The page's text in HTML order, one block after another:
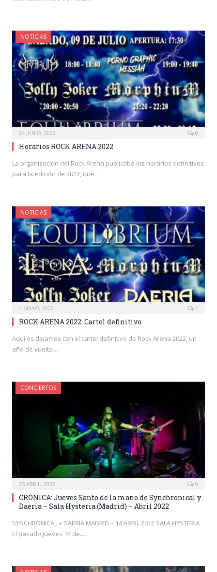
NOTICIAS
24 JUNIO, 2022 0
Horarios ROCK ARENA 2022
La organización del Rock Arena publicaba los horarios definitivos
para la edición de 2022, que…
NOTICIAS
4 MAYO, 2022 1
ROCK ARENA 2022: Cartel definitivo
Aquí os dejamos con el cartel definitivo de Rock Arena 2022, un
año de vuelta…
CONCIERTOS
25 ABRIL, 2022 0
CRÓNICA: Jueves Santo de la mano de Synchronical y
Daeria – Sala Hysteria (Madrid) – Abril 2022
SYNCHRONICAL + DAËRIA MADRID – 14 ABRIL 2012 SALA HYSTERIA
El pasado jueves 14 de…